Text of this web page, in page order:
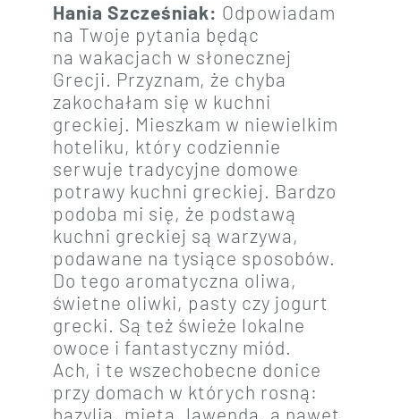
Hania Szcześniak: Odpowiadam
na Twoje pytania będąc
na wakacjach w słonecznej
Grecji. Przyznam, że chyba
zakochałam się w kuchni
greckiej. Mieszkam w niewielkim
hoteliku, który codziennie
serwuje tradycyjne domowe
potrawy kuchni greckiej. Bardzo
podoba mi się, że podstawą
kuchni greckiej są warzywa,
podawane na tysiące sposobów.
Do tego aromatyczna oliwa,
świetne oliwki, pasty czy jogurt
grecki. Są też świeże lokalne
owoce i fantastyczny miód.
Ach, i te wszechobecne donice
przy domach w których rosną:
bazylia, mięta, lawenda, a nawet